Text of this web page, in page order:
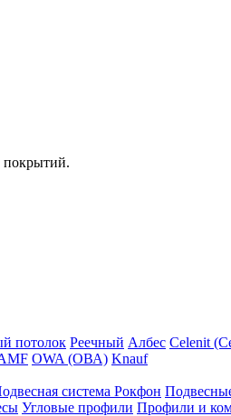
покрытий.
потолок Реечный Албес Celenit
OWA (ОВА) Knauf
система Рокфон
Угловые профили Профили и